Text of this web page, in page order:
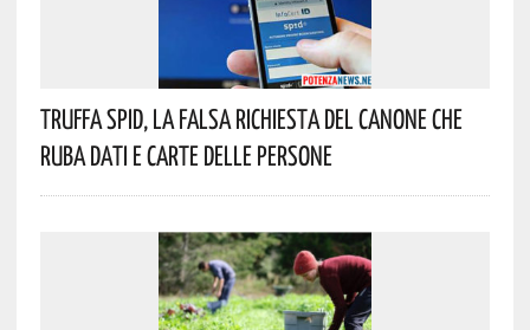
Truffa Spid, La Falsa Richiesta Del Canone Che
Ruba Dati E Carte Delle Persone